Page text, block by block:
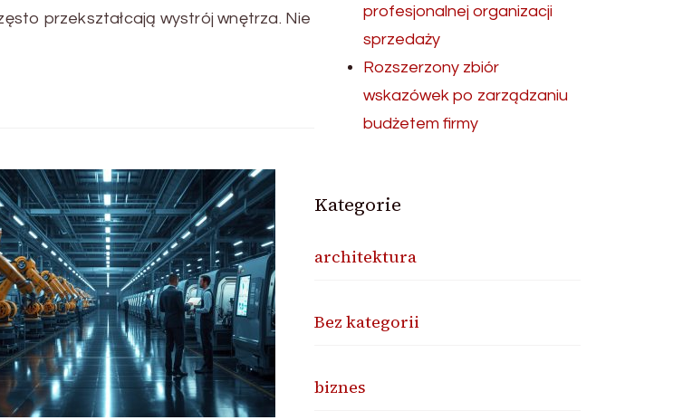
przekształcają wystrój wnętrza. Nie
profesjonalnej organizacji
sprzedaży
Rozszerzony zbiór
wskazówek po zarządzaniu
budżetem firmy
Kategorie
architektura
Bez kategorii
biznes